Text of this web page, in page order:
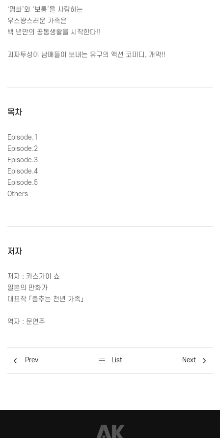
‘평화’와 ‘보통’을 사랑하는
우스꽝스러운 가족은
백 년만의 공동생활을 시작한다!!
괴짜투성이 남매들이 보내는 유구의 액션 코미디 , 개막!!
목차
Episode.1
Episode.2
Episode.3
Episode.4
Episode.5
Others
저자
저자 : 카스가이 쇼
일본의 만화가
대표작 「춤추는 천년 가족」
역자 : 문연주
Prev List Next